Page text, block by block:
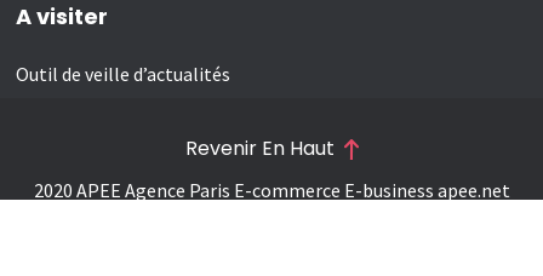
A visiter
Outil de veille d’actualités
2020 APEE Agence Paris E-commerce E-business apee.net
Revenir En Haut